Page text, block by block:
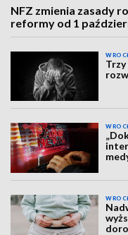
NFZ zmienia zasady
reformy od 1
Trzy